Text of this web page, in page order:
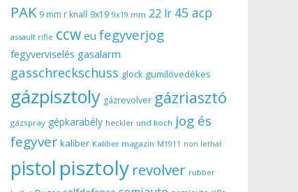
PAK 9 mm r knall 9x19 9x19 mm 22 lr 45 acp
assault rifle ccw eu fegyverjog
fegyverviselés gasalarm
gasschreckschuss glock gumilövedékes
gázpisztoly gázrevolver gázriasztó
gázspray gépkarabély heckler und koch jog és
fegyver kaliber Kaliber magazin M1911 non lethal
pistol pisztoly revolver rubber